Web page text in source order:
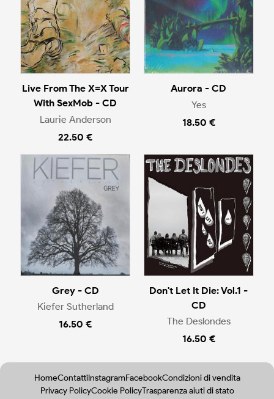
Live From The X=X Tour
With SexMob - CD
Laurie Anderson
22.50 €
Aurora - CD
Yes
18.50 €
Grey - CD
Kiefer Sutherland
16.50 €
Don't Let It Die: Vol.1 -
CD
The Deslondes
16.50 €
HomeContattiInstagramFacebookCondizioni di vendita
Privacy PolicyCookie PolicyTrasparenza aiuti di stato